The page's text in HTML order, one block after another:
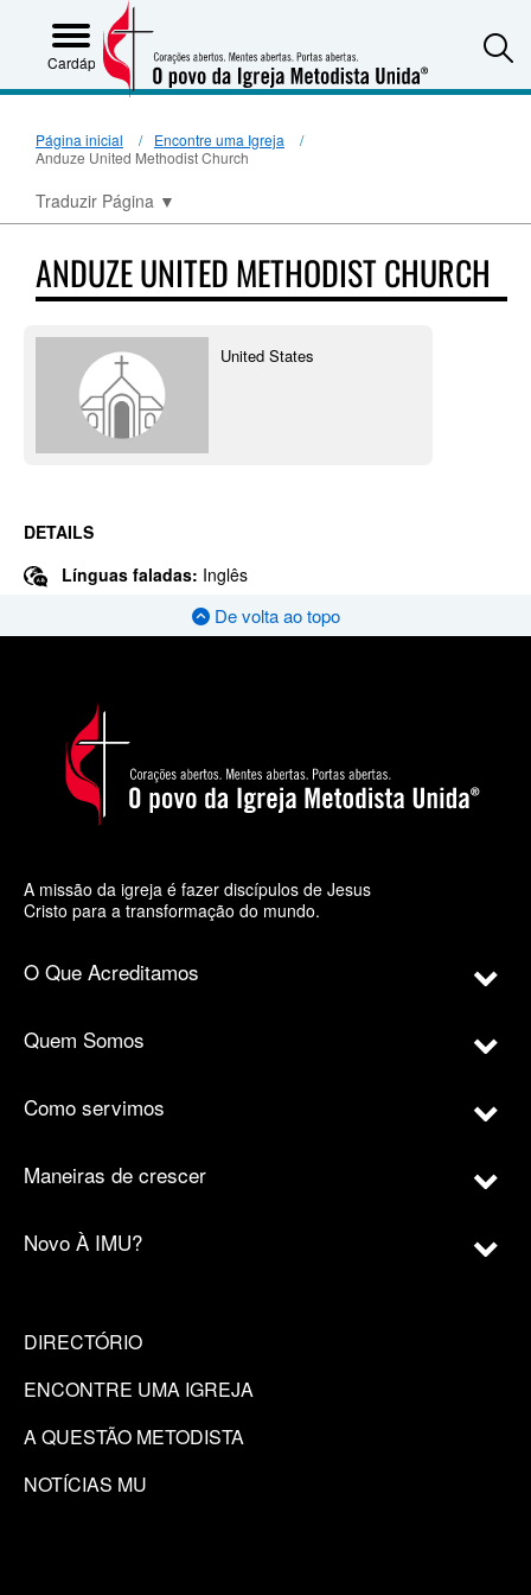
Cardápio
Página inicial
Encontre uma Igreja
Anduze United Methodist Church
Traduzir Página ▼
ANDUZE UNITED METHODIST CHURCH
United States
DETAILS
Línguas faladas: Inglês
De volta ao topo
A missão da igreja é fazer discípulos de Jesus
Cristo para a transformação do mundo.
O Que Acreditamos
Quem Somos
Como servimos
Maneiras de crescer
Novo À IMU?
DIRECTÓRIO
ENCONTRE UMA IGREJA
A QUESTÃO METODISTA
NOTÍCIAS MU